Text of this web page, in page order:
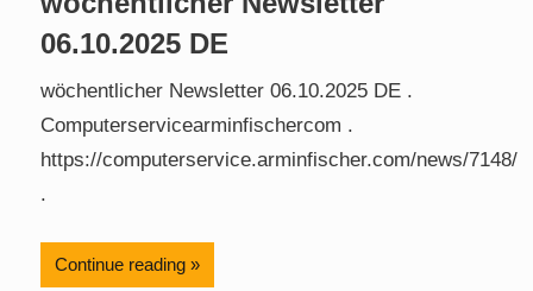
06.10.2025 DE
wöchentlicher Newsletter 06.10.2025 DE .
Computerservicearminfischercom .
https://computerservice.arminfischer.com/news/7148/
.
Continue reading